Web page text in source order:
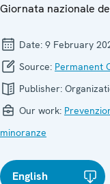
Giornata nazionale
Date: 9 February
Source: Permanent
Publisher:
Our work:
minoranze
English